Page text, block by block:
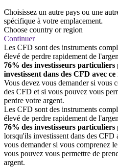
Choisissez un autre pays ou une
spécifique à votre emplacement.
Choose country or region
Continuer
Les CFD sont des instruments
élevé de perdre rapidement de
76% des investisseurs
investissent dans des CFD avec
Vous devez vous demander si vous
des CFD et si vous pouvez vous
perdre votre argent.
Les CFD sont des instruments
élevé de perdre rapidement de
76% des investisseurs
lorsqu'ils investissent dans des CFD
vous demander si vous comprenez
vous pouvez vous permettre de
argent.